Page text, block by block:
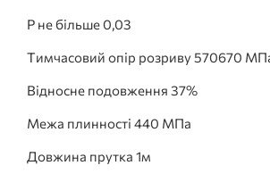
Р не більше 0,03
Тимчасовий опір розриву 570670
Відносне подовження 37%
Межа плинності 440 МПа
Довжина прутка 1м